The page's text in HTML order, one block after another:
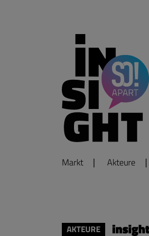
Markt Akteure
AKTEURE